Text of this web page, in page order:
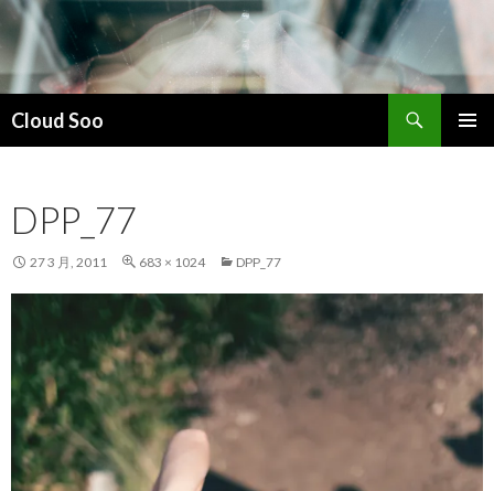
Cloud Soo
索
文
DPP_77
27 3 月, 2011 683 × 1024 DPP_77